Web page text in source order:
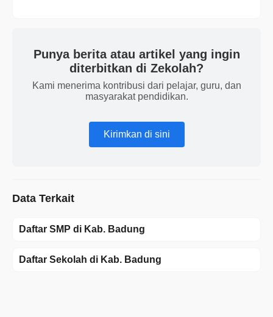
Punya berita atau artikel yang ingin
diterbitkan di Zekolah?
Kami menerima kontribusi dari pelajar, guru, dan
masyarakat pendidikan.
Kirimkan di sini
Data Terkait
Daftar SMP di Kab. Badung
Daftar Sekolah di Kab. Badung